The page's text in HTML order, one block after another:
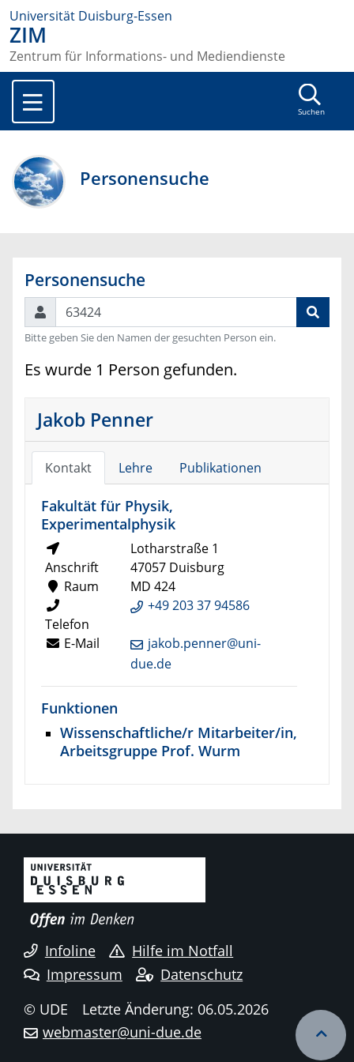
Universität Duisburg-Essen
ZIM
Zentrum für Informations- und Mediendienste
Suchen
Personensuche
Personensuche
Suchen
Bitte geben Sie den Namen der gesuchten Person ein.
Es wurde 1 Person gefunden.
Jakob Penner
Kontakt Lehre Publikationen
Fakultät für Physik,
Experimentalphysik
Anschrift
Lotharstraße 1
47057 Duisburg
Raum
MD 424
Telefon
+49 203 37 94586
E-Mail
jakob.penner@uni-
due.de
Funktionen
Wissenschaftliche/r Mitarbeiter/in,
Arbeitsgruppe Prof. Wurm
Infoline
Hilfe im Notfall
Impressum
Datenschutz
© UDE
Letzte Änderung: 06.05.2026
webmaster@uni-due.de